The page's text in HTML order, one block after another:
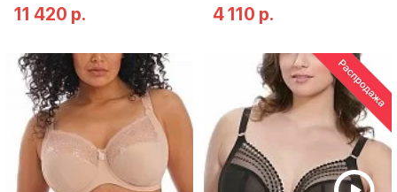
11 420 р. 4 110 р.